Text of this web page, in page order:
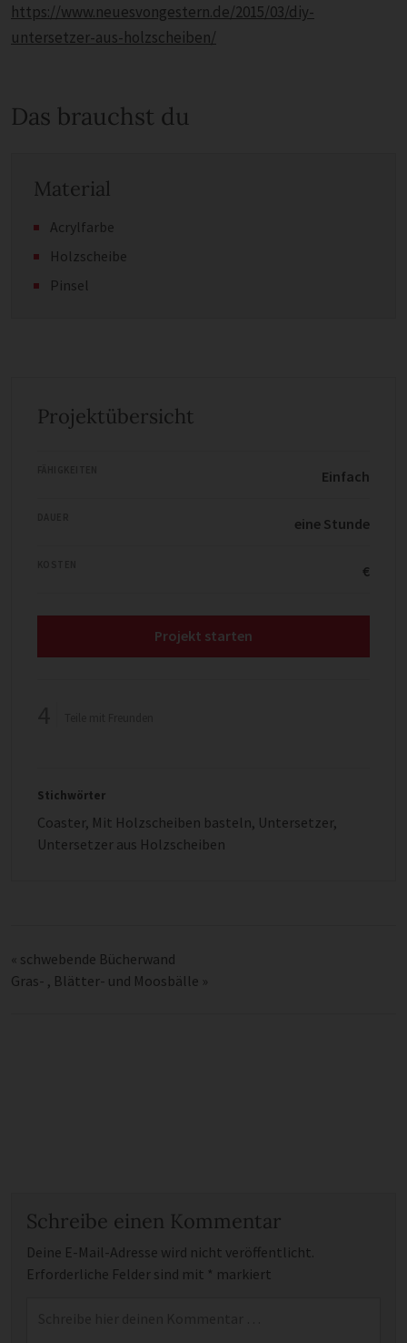
https://www.neuesvongestern.de/2015/03/diy-
untersetzer-aus-holzscheiben/
Das brauchst du
Material
Acrylfarbe
Holzscheibe
Pinsel
Projektübersicht
Einfach
eine Stunde
€
Projekt starten
Stichwörter
Coaster, Mit Holzscheiben basteln, Untersetzer,
Untersetzer aus Holzscheiben
« schwebende Bücherwand
Gras- , Blätter- und Moosbälle »
Schreibe einen Kommentar
Deine E-Mail-Adresse wird nicht veröffentlicht.
Erforderliche Felder sind mit * markiert